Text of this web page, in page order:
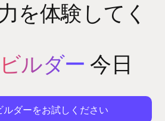
を体験してく
ルダー 今日
ルダーをお試しください